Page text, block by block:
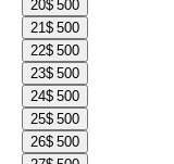
20$ 500
21$ 500
22$ 500
23$ 500
24$ 500
25$ 500
26$ 500